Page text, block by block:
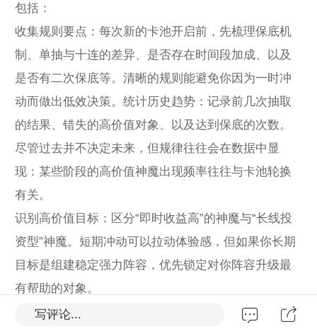
包括：
收集规则要点：每次新的卡池开启前，先梳理保底机
制、单抽与十连的差异、是否存在时间段加成、以及
是否有二次保底等。清晰的规则能避免你因为一时冲
动而做出低效决策。统计历史趋势：记录前几次抽取
的结果、错失的高价值对象、以及达到保底的次数。
尽管过去并不决定未来，但规律往往会在数据中显
现：某些阶段的高价值神魔出现频率往往与卡池轮换
有关。
识别高价值目标：区分“即时收益高”的神魔与“长线投
资型”神魔。短期冲动可以拉动体验感，但如果你长期
目标是组建稳定强力阵容，优先锁定对你阵容升级最
有帮助的对象。
心态建设：把控情绪与欲望点神魔过程中的情绪波动
写评论...